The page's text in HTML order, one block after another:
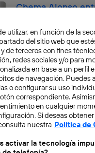
Chema Alonso
Equipo Think Big
Chema Alonso:
acordado de
software de
Chema Alonso
Talentum StartUps
utilizar, en función de la
del sitio web que
de terceros con fines
redes sociales y/o para
en base a un perfil
de navegación. Puedes
o configurar su uso
correspondiente.
en cualquier
Si deseas
nuestra Política de
activar la tecnología